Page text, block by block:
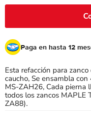
Paga en hasta 12
Esta refacción para
caucho, Se ensambla
MS-ZAH26, Cada pierna
todos los zancos MAPLE
ZA88).